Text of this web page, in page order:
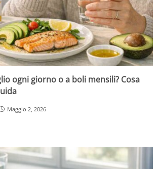
ogni giorno o a boli mensili? Cosa
Maggio 2, 2026